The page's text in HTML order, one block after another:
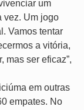
um
vez. Um jogo
Vamos tentar
a vitória,
mas ser eficaz”,
em outras
empates. No